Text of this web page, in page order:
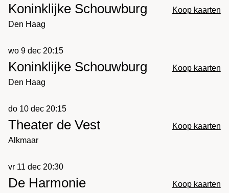
Koninklijke Schouwburg
Den Haag
Koop kaarten
wo 9 dec 20:15
Koninklijke Schouwburg
Den Haag
Koop kaarten
do 10 dec 20:15
Theater de Vest
Alkmaar
Koop kaarten
vr 11 dec 20:30
De Harmonie Koop kaarten